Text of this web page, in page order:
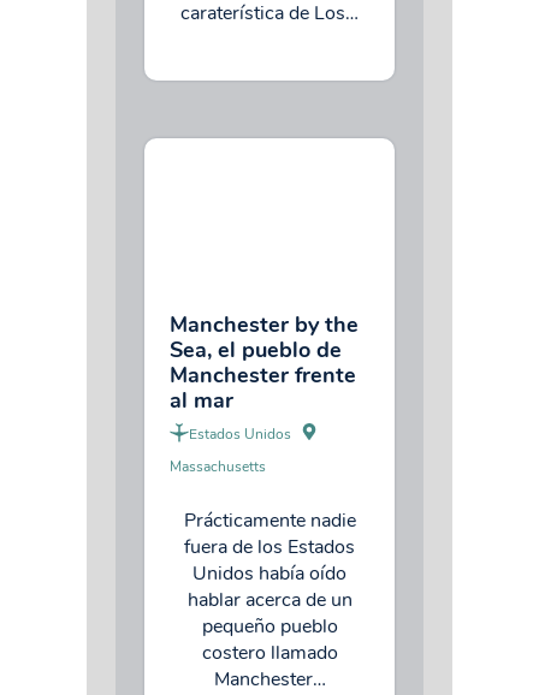
caraterística de Los…
Manchester by the
Sea, el pueblo de
Manchester frente
al mar
Estados Unidos
Massachusetts
Prácticamente nadie
fuera de los Estados
Unidos había oído
hablar acerca de un
pequeño pueblo
costero llamado
Manchester…